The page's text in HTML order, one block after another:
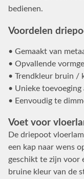
bedienen.
Voordelen
• Gemaakt van
• Opvallende
• Trendkleur bruin /
• Unieke
• Eenvoudig te
Voet voor
De driepoot
een kap naar wens
geschikt te zijn voor
bruine kleur van de